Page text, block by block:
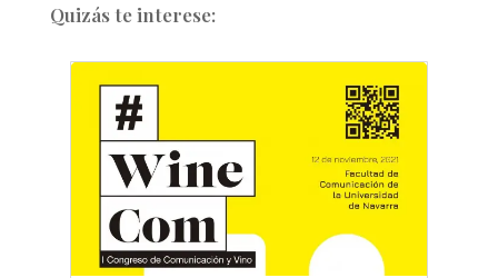
Quizás te interese: